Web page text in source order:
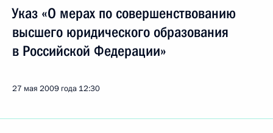
Указ «О мерах по совершенствованию
высшего юридического образования
в Российской Федерации»
27 мая 2009 года 12:30